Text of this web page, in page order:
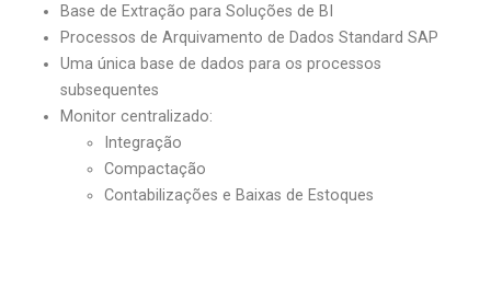
Base de Extração para Soluções de BI
Processos de Arquivamento de Dados Standard SAP
Uma única base de dados para os processos
subsequentes
Monitor centralizado:
Integração
Compactação
Contabilizações e Baixas de Estoques